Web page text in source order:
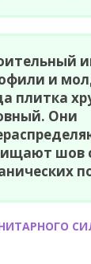
и
плитка
Они
шов